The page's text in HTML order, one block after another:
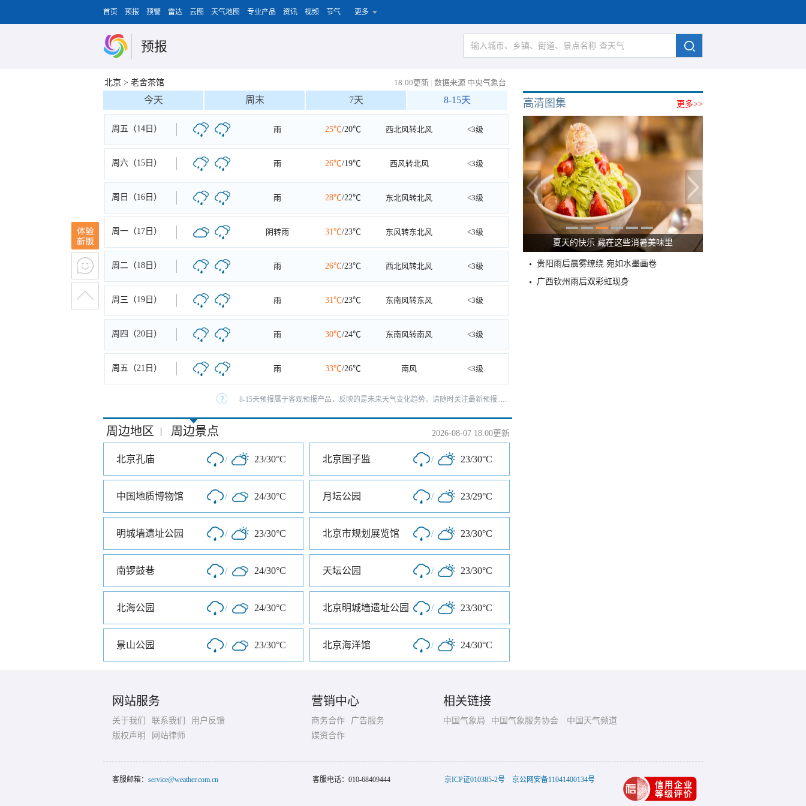
首页 预报 预警 雷达 云图 天气地图 专业产品 资讯 视频 节气 更多
预报
北京 > 老舍茶馆 18:00更新 | 数据来源 中央气象台
今天 周末 7天 8-15天
周五（14日） 雨 25℃/20℃ 西北风转北风 <3级
周六（15日） 雨 26℃/19℃ 西风转北风 <3级
周日（16日） 雨 28℃/22℃ 东北风转北风 <3级
周一（17日） 阴转雨 31℃/23℃ 东风转东北风 <3级
周二（18日） 雨 26℃/23℃ 西北风转北风 <3级
周三（19日） 雨 31℃/23℃ 东南风转东风 <3级
周四（20日） 雨 30℃/24℃ 东南风转南风 <3级
周五（21日） 雨 33℃/26℃ 南风 <3级
8-15天预报属于客观预报产品，反映的是未来天气变化趋势、请随时关注最新预报.....
周边地区 | 周边景点 2026-08-07 18:00更新
北京孔庙 / 23/30°C 北京国子监 / 23/30°C
中国地质博物馆 / 24/30°C 月坛公园 / 23/29°C
明城墙遗址公园 / 23/30°C 北京市规划展览馆 / 23/30°C
南锣鼓巷 / 24/30°C 天坛公园 / 23/30°C
北海公园 / 24/30°C 北京明城墙遗址公园 / 23/30°C
景山公园 / 23/30°C 北京海洋馆 / 24/30°C
更多>>
高清图集
夏天的快乐 藏在这些消暑美味里
贵阳雨后晨雾缭绕 宛如水墨画卷
广西钦州雨后双彩虹现身
网站服务
关于我们 联系我们
用户反馈
版权声明
网站律师
营销中心
商务合作
广告服务
媒资合作
相关链接
中国气象局 中国气象服务协会 中国天气频道
客服邮箱： service@weather.com.cn 客服电话： 010-68409444 京ICP证010385-2号 京公网安备11041400134号